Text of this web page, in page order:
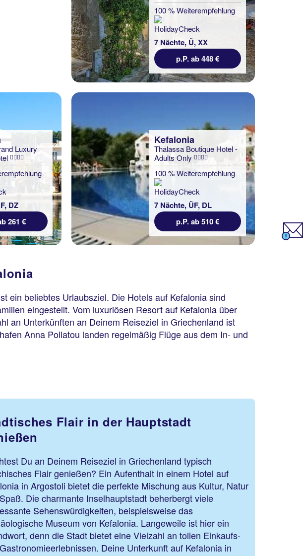
100 % Weiterempfehlung
7 Nächte, Ü, XX
p.P. ab 448 €
Luxury
DZ
261 €
Kefalonia
Thalassa Boutique Hotel -
Adults Only
100 % Weiterempfehlung
7 Nächte, ÜF, DL
p.P. ab 510 €
ein beliebtes Urlaubsziel. Die Hotels auf Kefalonia sind
eingestellt. Vom luxuriösen Resort auf Kefalonia über
an Unterkünften an Deinem Reiseziel in Griechenland ist
Anna Pollatou landen regelmäßig Flüge aus dem In- und
Flair in der Hauptstadt
Du an Deinem Reiseziel in Griechenland typisch
Flair genießen? Ein Aufenthalt in einem Hotel auf
in Argostoli bietet die perfekte Mischung aus Kultur, Natur
Die charmante Inselhauptstadt beherbergt viele
Sehenswürdigkeiten, beispielsweise das
Museum von Kefalonia. Langeweile ist hier ein
denn die Stadt bietet eine Vielzahl an tollen Einkaufs-
Deine Unterkunft auf Kefalonia in